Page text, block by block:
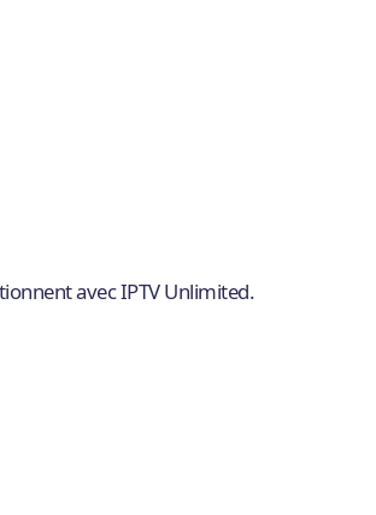
avec IPTV Unlimited.